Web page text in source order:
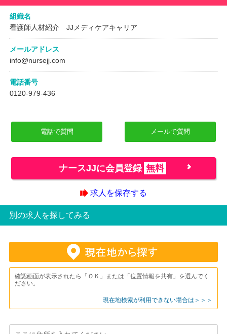
組織名
看護師人材紹介 JJメディケアキャリア
メールアドレス
info@nursejj.com
電話番号
0120-979-436
電話で質問 メールで質問
ナースJJに会員登録 無料
求人を保存する
別の求人を探してみる
確認画面が表示されたら「ＯＫ」または「位置情報を共有」を選んでく
ださい。
現在地検索が利用できない場合は＞＞＞